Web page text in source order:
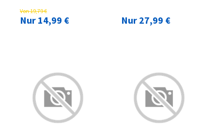
Von 19,79 €
Nur 14,99 € Nur 27,99 €